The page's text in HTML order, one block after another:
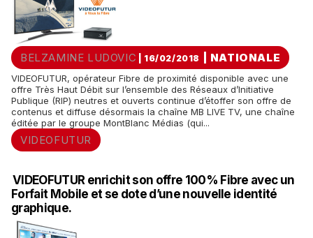
BELZAMINE LUDOVIC | 16/02/2018 NATIONALE
VIDEOFUTUR, opérateur Fibre de proximité disponible avec une
offre Très Haut Débit sur l’ensemble des Réseaux d’Initiative
Publique (RIP) neutres et ouverts continue d’étoffer son offre de
contenus et diffuse désormais la chaîne MB LIVE TV, une chaîne
éditée par le groupe MontBlanc Médias (qui...
VIDEOFUTUR
VIDEOFUTUR enrichit son offre 100% Fibre avec un
Forfait Mobile et se dote d’une nouvelle identité
graphique.